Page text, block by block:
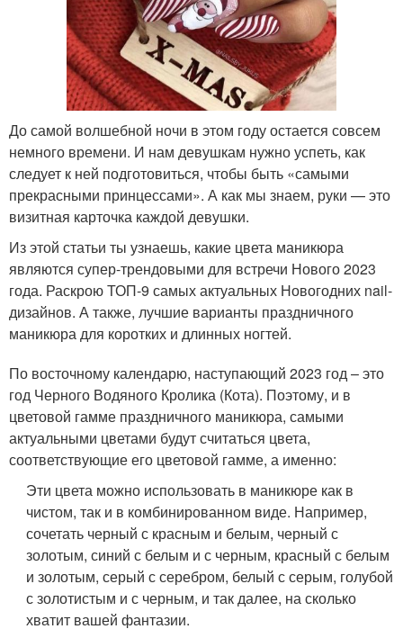
До самой волшебной ночи в этом году остается совсем
немного времени. И нам девушкам нужно успеть, как
следует к ней подготовиться, чтобы быть «самыми
прекрасными принцессами». А как мы знаем, руки — это
визитная карточка каждой девушки.
Из этой статьи ты узнаешь, какие цвета маникюра
являются супер-трендовыми для встречи Нового 2023
года. Раскрою ТОП-9 самых актуальных Новогодних nail-
дизайнов. А также, лучшие варианты праздничного
маникюра для коротких и длинных ногтей.
По восточному календарю, наступающий 2023 год – это
год Черного Водяного Кролика (Кота). Поэтому, и в
цветовой гамме праздничного маникюра, самыми
актуальными цветами будут считаться цвета,
соответствующие его цветовой гамме, а именно:
Эти цвета можно использовать в маникюре как в
чистом, так и в комбинированном виде. Например,
сочетать черный с красным и белым, черный с
золотым, синий с белым и с черным, красный с белым
и золотым, серый с серебром, белый с серым, голубой
с золотистым и с черным, и так далее, на сколько
хватит вашей фантазии.